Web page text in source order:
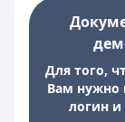
Для того,
Вам нужно
логин и